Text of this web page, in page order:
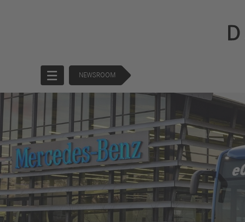
NEWSROOM
Startseite
Unternehmen
Unternehmensführung
130 Years of
Forward
Produkte
Trucks
Buses
Financial